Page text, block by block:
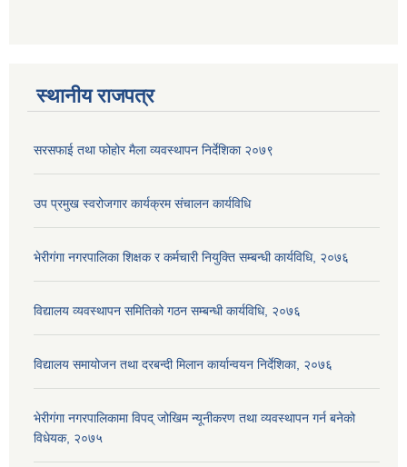
स्थानीय राजपत्र
सरसफाई तथा फोहोर मैला व्यवस्थापन निर्देशिका २०७९
उप प्रमुख स्वरोजगार कार्यक्रम संचालन कार्यविधि
भेरीगंगा नगरपालिका शिक्षक र कर्मचारी नियुक्ति सम्बन्धी कार्यविधि, २०७६
विद्यालय व्यवस्थापन समितिको गठन सम्बन्धी कार्यविधि, २०७६
विद्यालय समायोजन तथा दरबन्दी मिलान कार्यान्वयन निर्देशिका, २०७६
भेरीगंगा नगरपालिकामा विपद् जोखिम न्यूनीकरण तथा व्यवस्थापन गर्न बनेको
विधेयक, २०७५